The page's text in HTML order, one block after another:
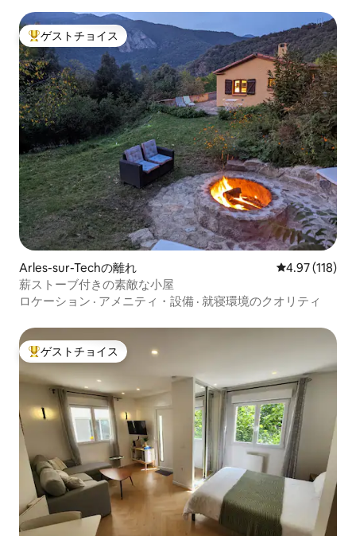
大好評のゲストチョイスです。
ゲストチョイス
Arles-sur-Techの離れ レビュー118
4.97 (118)
薪ストーブ付きの素敵な小屋
ロケーション · アメニティ・設備 · 就寝環境のクオリティ
大好評のゲストチョイスです。
ゲストチョイス